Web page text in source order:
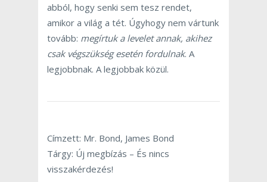
abból, hogy senki sem tesz rendet,
amikor a világ a tét. Úgyhogy nem vártunk
tovább: megírtuk a levelet annak, akihez
csak végszükség esetén fordulnak. A
legjobbnak. A legjobbak közül.
Címzett: Mr. Bond, James Bond
Tárgy: Új megbízás – És nincs
visszakérdezés!